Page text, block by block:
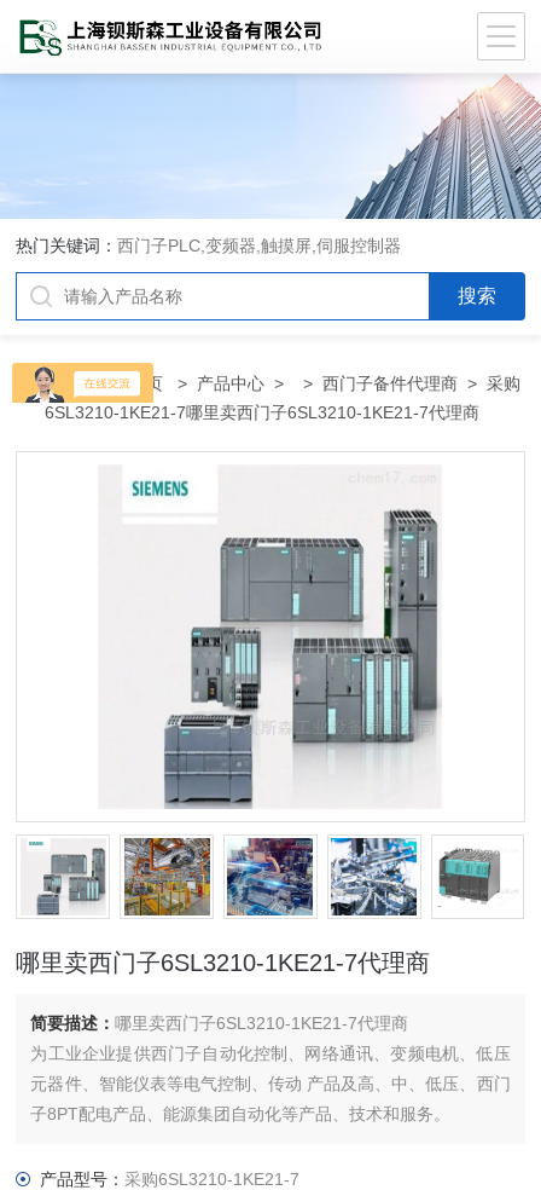
热门关键词：西门子PLC,变频器,触摸屏,伺服控制器
当前位置：首页 > 产品中心 > >西门子备件代理商 > 采购
6SL3210-1KE21-7哪里卖西门子6SL3210-1KE21-7代理商
哪里卖西门子6SL3210-1KE21-7代理商
简要描述：哪里卖西门子6SL3210-1KE21-7代理商
为工业企业提供西门子自动化控制、网络通讯、变频电机、低压
元器件、智能仪表等电气控制、传动 产品及高、中、低压、西门
子8PT配电产品、能源集团自动化等产品、技术和服务。
自动化控制、网络通讯、变频电机、低压元器件、智能仪表等电
产品型号： 采购6SL3210-1KE21-7